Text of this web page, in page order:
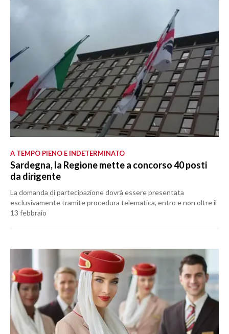
A TEMPO PIENO E INDETERMINATO
Sardegna, la Regione mette a concorso 40 posti
da dirigente
La domanda di partecipazione dovrà essere presentata
esclusivamente tramite procedura telematica, entro e non oltre il
13 febbraio